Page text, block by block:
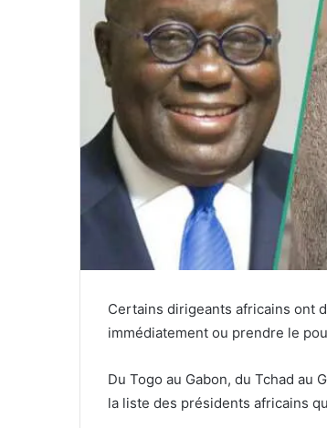
Certains dirigeants africains ont
immédiatement ou prendre le
Du Togo au Gabon, du Tchad au
la liste des présidents africains